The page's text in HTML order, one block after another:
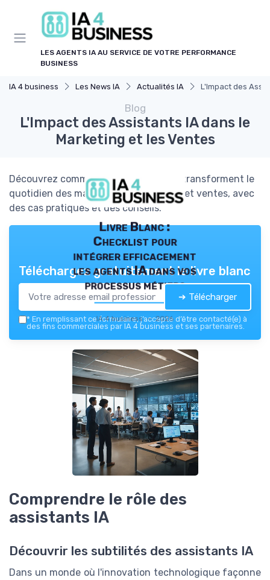
LES AGENTS IA AU SERVICE DE VOTRE PERFORMANCE
BUSINESS
IA 4 business Les News IA Actualités IA L'Impact des
Blog
L'Impact des Assistants IA dans le
Marketing et les Ventes
Découvrez comment les assistants IA transforment le
quotidien des managers en marketing et ventes, avec
des cas pratiques et des conseils.
Livre Blanc :
Checklist pour
intégrer efficacement
les agents IA dans vos
processus métiers
IA 4 business — 2026
Téléchargez gratuitement le livre blanc
➔ Télécharger
* En remplissant ce formulaire, j’accepte d’être contacté(e) à
des fins commerciales par IA 4 business et ses partenaires.
Comprendre le rôle des
assistants IA
Découvrir les subtilités des assistants IA
Dans un monde où l'innovation technologique façonne